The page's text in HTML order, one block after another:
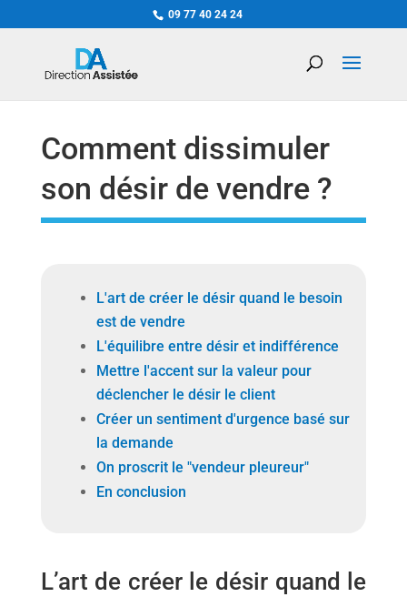
09 77 40 24 24
Comment dissimuler
son désir de vendre ?
L'art de créer le désir quand le besoin
est de vendre
L'équilibre entre désir et indifférence
Mettre l'accent sur la valeur pour
déclencher le désir le client
Créer un sentiment d'urgence basé sur
la demande
On proscrit le "vendeur pleureur"
En conclusion
L’art de créer le désir quand le